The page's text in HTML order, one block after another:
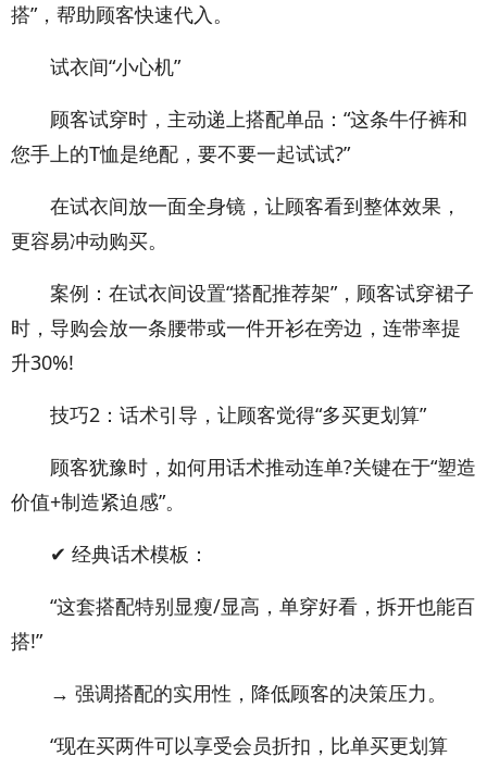
搭”，帮助顾客快速代入。
试衣间“小心机”
顾客试穿时，主动递上搭配单品：“这条牛仔裤和
您手上的T恤是绝配，要不要一起试试?”
在试衣间放一面全身镜，让顾客看到整体效果，
更容易冲动购买。
案例：在试衣间设置“搭配推荐架”，顾客试穿裙子
时，导购会放一条腰带或一件开衫在旁边，连带率提
升30%!
技巧2：话术引导，让顾客觉得“多买更划算”
顾客犹豫时，如何用话术推动连单?关键在于“塑造
价值+制造紧迫感”。
✔ 经典话术模板：
“这套搭配特别显瘦/显高，单穿好看，拆开也能百
搭!”
→ 强调搭配的实用性，降低顾客的决策压力。
“现在买两件可以享受会员折扣，比单买更划算